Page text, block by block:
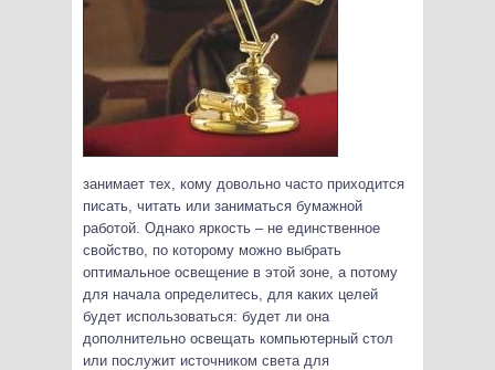
занимает тех, кому довольно часто приходится
писать, читать или заниматься бумажной
работой. Однако яркость – не единственное
свойство, по которому можно выбрать
оптимальное освещение в этой зоне, а потому
для начала определитесь, для каких целей
будет использоваться: будет ли она
дополнительно освещать компьютерный стол
или послужит источником света для